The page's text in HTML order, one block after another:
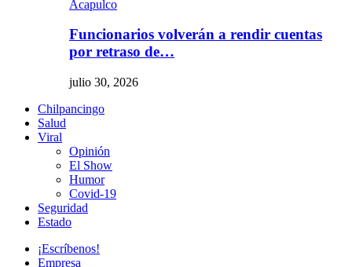
Acapulco
Funcionarios volverán a rendir cuentas
por retraso de…
julio 30, 2026
Chilpancingo
Salud
Viral
Opinión
El Show
Humor
Covid-19
Seguridad
Estado
¡Escríbenos!
Empresa